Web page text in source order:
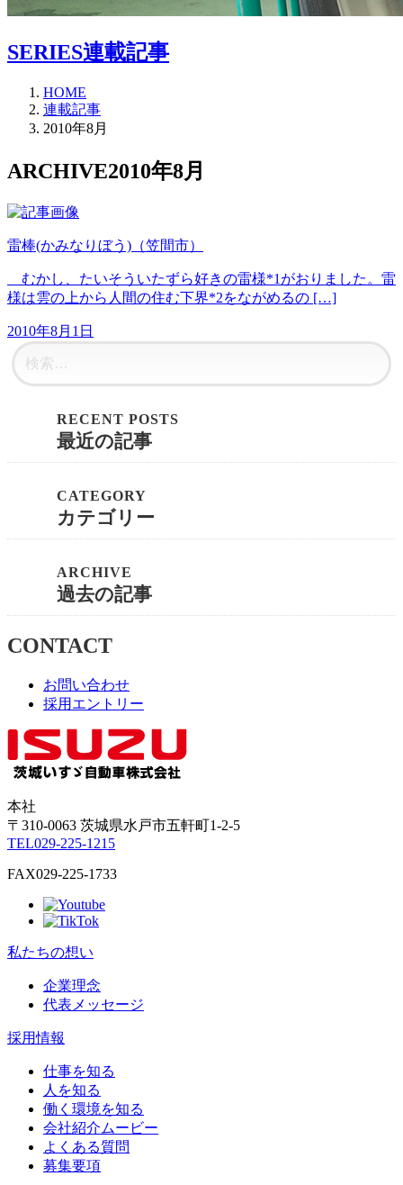
SERIES連載記事
HOME
連載記事
2010年8月
ARCHIVE2010年8月
雷棒(かみなりぼう)（笠間市）
むかし、たいそういたずら好きの雷様*1がおりました。雷
様は雲の上から人間の住む下界*2をながめるの […]
2010年8月1日
最近の記事
カテゴリー
過去の記事
CONTACT
お問い合わせ
採用エントリー
本社
〒310-0063 茨城県水戸市五軒町1-2-5
TEL029-225-1215
FAX029-225-1733
私たちの想い
企業理念
代表メッセージ
採用情報
仕事を知る
人を知る
働く環境を知る
会社紹介ムービー
よくある質問
募集要項